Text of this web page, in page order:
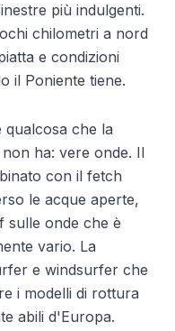
più indulgenti.
chilometri a nord
e condizioni
il Poniente tiene.
che la
ha: vere onde. Il
con il fetch
le acque aperte,
sulle onde che è
vario. La
e windsurfer che
i modelli di rottura
abili d'Europa.